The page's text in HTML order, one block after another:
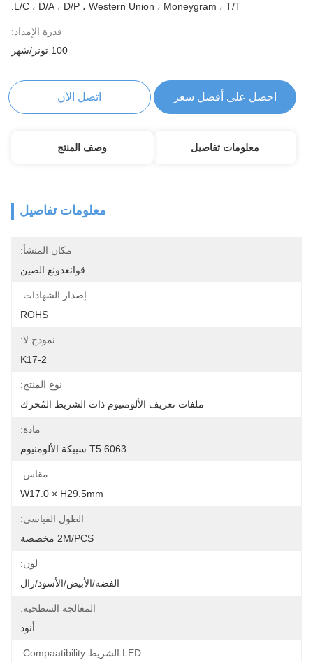
L/C ، D/A ، D/P ، Western Union ، Moneygram ، T/T.
قدرة الإمداد:
100 تونز/شهر
احصل على أفضل سعر اتصل الآن
معلومات تفاصيل وصف المنتج
معلومات تفاصيل
مكان المنشأ:
قوانغدونغ الصين
إصدار الشهادات:
ROHS
نموذج لا:
K17-2
نوع المنتج:
ملفات تعريف الألومنيوم ذات الشريط المُحرك
مادة:
6063 T5 سبيكة الألومنيوم
مقاس:
W17.0 × H29.5mm
الطول القياسي:
2M/PCS مخصصة
لون:
الفضة/الأبيض/الأسود/رال
المعالجة السطحية:
أنود
LED الشريط Compaatibility: